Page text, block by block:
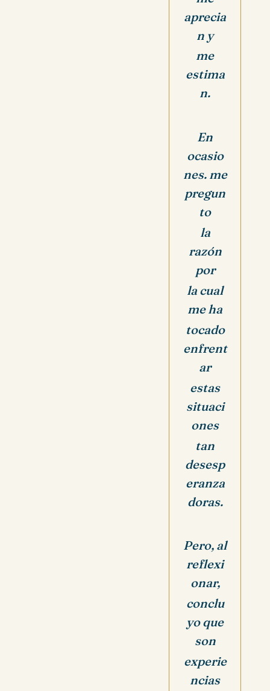
aprecia
n y
me
estima
n.
En
ocasio
nes. me
pregun
to
la
razón
por
la cual
me ha
tocado
enfrent
ar
estas
situaci
ones
tan
desesp
eranza
doras.
Pero, al
reflexi
onar,
conclu
yo que
son
experie
ncias